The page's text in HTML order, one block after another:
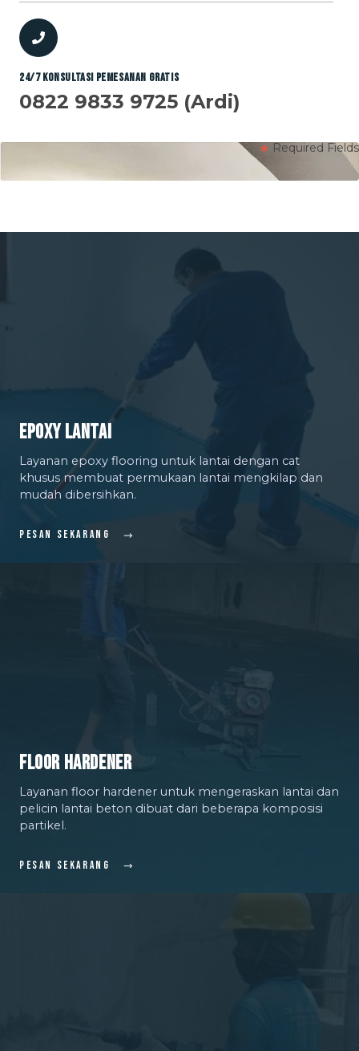
24/7 Konsultasi Pemesanan GRATIS
0822 9833 9725 (Ardi)
Required Fields
Epoxy Lantai
Layanan epoxy flooring untuk lantai dengan cat
khusus membuat permukaan lantai mengkilap dan
mudah dibersihkan.
Pesan Sekarang
Floor Hardener
Layanan floor hardener untuk mengeraskan lantai dan
pelicin lantai beton dibuat dari beberapa komposisi
partikel.
Pesan Sekarang